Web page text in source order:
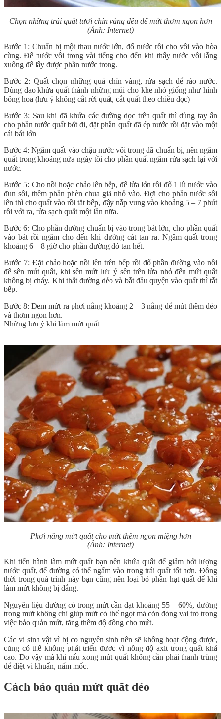
Chọn những trái quất tươi chín vàng đều để mứt thơm ngon hơn
(Ảnh: Internet)
Bước 1: Chuẩn bị một thau nước lớn, đổ nước rồi cho vôi vào hòa
cùng. Để nước vôi trong vài tiếng cho đến khi thấy nước vôi lắng
xuống để lấy được phần nước trong.
Bước 2: Quất chọn những quả chín vàng, rửa sạch để ráo nước.
Dùng dao khứa quất thành những múi cho khe nhỏ giống như hình
bông hoa (lưu ý không cắt rời quất, cắt quất theo chiều dọc)
Bước 3: Sau khi đã khứa các đường dọc trên quất thì dùng tay ấn
cho phần nước quất bớt đi, đặt phần quất đã ép nước rồi đặt vào một
cái bát lớn.
Bước 4: Ngâm quất vào chậu nước vôi trong đã chuẩn bị, nên ngâm
quất trong khoảng nửa ngày tồi cho phần quất ngâm rửa sạch lại với
nước.
Bước 5: Cho nồi hoặc chảo lên bếp, để lửa lớn rồi đổ 1 lít nước vào
đun sôi, thêm phần phèn chua giã nhỏ vào. Đợi cho phần nước sôi
lên thì cho quất vào rồi tắt bếp, đậy nắp vung vào khoảng 5 – 7 phút
rồi vớt ra, rửa sạch quất một lần nữa.
Bước 6: Cho phần đường chuẩn bị vào trong bát lớn, cho phần quất
vào bát rồi ngâm cho đến khi đường cát tan ra. Ngâm quất trong
khoảng 6 – 8 giờ cho phần đường đó tan hết.
Bước 7: Đặt chảo hoặc nồi lên trên bếp rồi đổ phần đường vào nồi
để sên mứt quất, khi sên mứt lưu ý sên trên lửa nhỏ đến mứt quất
không bị cháy. Khi thất đường dẻo và bắt đầu quyện vào quất thì tắt
bếp.
Bước 8: Đem mứt ra phơi nắng khoảng 2 – 3 nắng để mứt thêm dẻo
và thơm ngon hơn.
Những lưu ý khi làm mứt quất
Phơi nắng mứt quất cho mứt thêm ngon miệng hơn
(Ảnh: Internet)
Khi tiến hành làm mứt quất bạn nên khứa quất để giảm bớt lượng
nước quất, để đường có thể ngấm vào trong trái quất tốt hơn. Đồng
thời trong quá trình này bạn cũng nên loại bỏ phần hạt quất để khi
làm mứt không bị đắng.
Nguyên liệu đường có trong mứt cần đạt khoảng 55 – 60%, đường
trong mứt không chỉ giúp mứt có thể ngọt mà còn đóng vai trò trong
việc bảo quản mứt, tăng thêm độ đông cho mứt.
Các vi sinh vật vì bị co nguyên sinh nên sẽ không hoạt động được,
cũng có thể không phát triển được vì nồng độ axit trong quất khá
cao. Do vậy mà khi nấu xong mứt quất không cần phải thanh trùng
để diệt vi khuẩn, nấm mốc.
Cách bảo quản mứt quất dẻo